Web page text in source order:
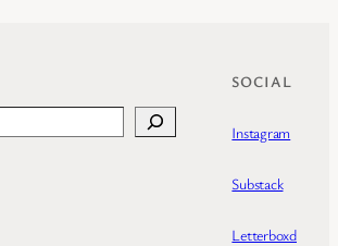
SOCIAL
Instagram
Substack
Letterboxd